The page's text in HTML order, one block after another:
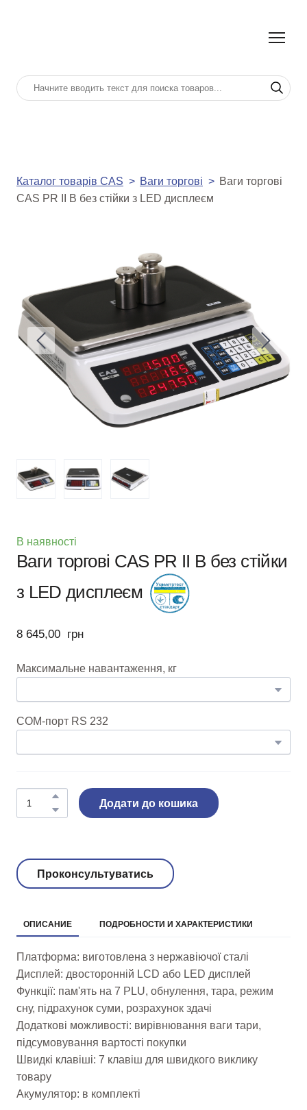
Каталог товарів CAS Ваги торгові
Ваги торгові
CAS PR II B без стійки з LED дисплеєм
В наявності
Ваги торгові CAS PR II B без стійки
з LED дисплеєм
8 645,00  грн
Максимальне навантаження, кг
COM-порт RS 232
Додати до кошика
Проконсультуватись
ОПИСАНИЕ ПОДРОБНОСТИ И ХАРАКТЕРИСТИКИ
Платформа: виготовлена з нержавіючої сталі
Дисплей: двосторонній LCD або LED дисплей
Функції: пам'ять на 7 PLU, обнулення, тара, режим
сну, підрахунок суми, розрахунок здачі
Додаткові можливості: вирівнювання ваги тари,
підсумовування вартості покупки
Швидкі клавіші: 7 клавіш для швидкого виклику
товару
Акумулятор: в комплекті